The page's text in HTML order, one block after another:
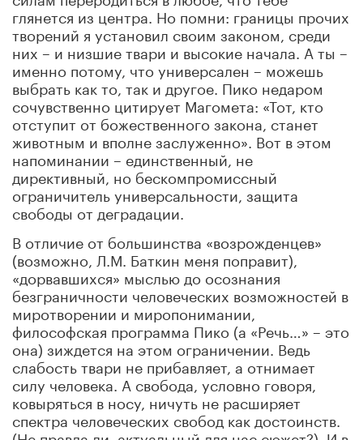
глянется из центра. Но помни: границы прочих
творений я установил своим законом, среди
них – и низшие твари и высокие начала. А ты –
именно потому, что универсален – можешь
выбрать как то, так и другое. Пико недаром
сочувственно цитирует Магомета: «Тот, кто
отступит от божественного закона, станет
животным и вполне заслуженно». Вот в этом
напоминании – единственный, не
директивный, но бескомпромиссный
ограничитель универсальности, защита
свободы от деградации.
В отличие от большинства «возрожденцев»
(возможно, Л.М. Баткин меня поправит),
«дорвавшихся» мыслью до осознания
безграничности человеческих возможностей в
миротворении и миропонимании,
философская программа Пико (а «Речь…» – это
она) зиждется на этом ограничении. Ведь
слабость твари не прибавляет, а отнимает
силу человека. А свобода, условно говоря,
ковыряться в носу, ничуть не расширяет
спектра человеческих свобод как достоинств.